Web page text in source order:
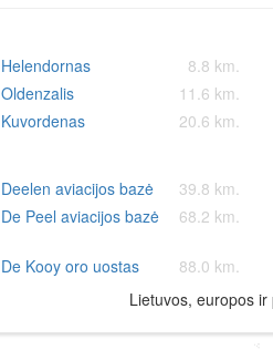
Helendornas 8.8 km.
Oldenzalis 11.6 km.
Kuvordenas 20.6 km.
Deelen aviacijos bazė 39.8 km.
De Peel aviacijos bazė 68.2 km.
De Kooy oro uostas 88.0 km.
Lietuvos, europos